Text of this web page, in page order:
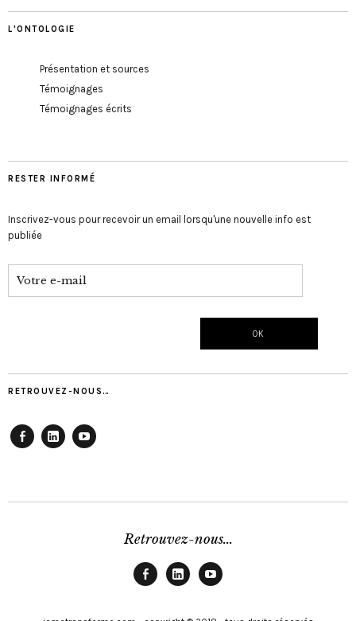
L'ONTOLOGIE
Présentation et sources
Témoignages
Témoignages écrits
RESTER INFORMÉ
Inscrivez-vous pour recevoir un email lorsqu'une nouvelle info est
publiée
RETROUVEZ-NOUS…
Retrouvez-nous...